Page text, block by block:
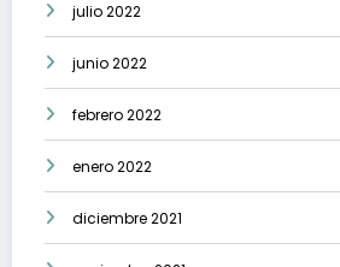
julio 2022
junio 2022
febrero 2022
enero 2022
diciembre 2021